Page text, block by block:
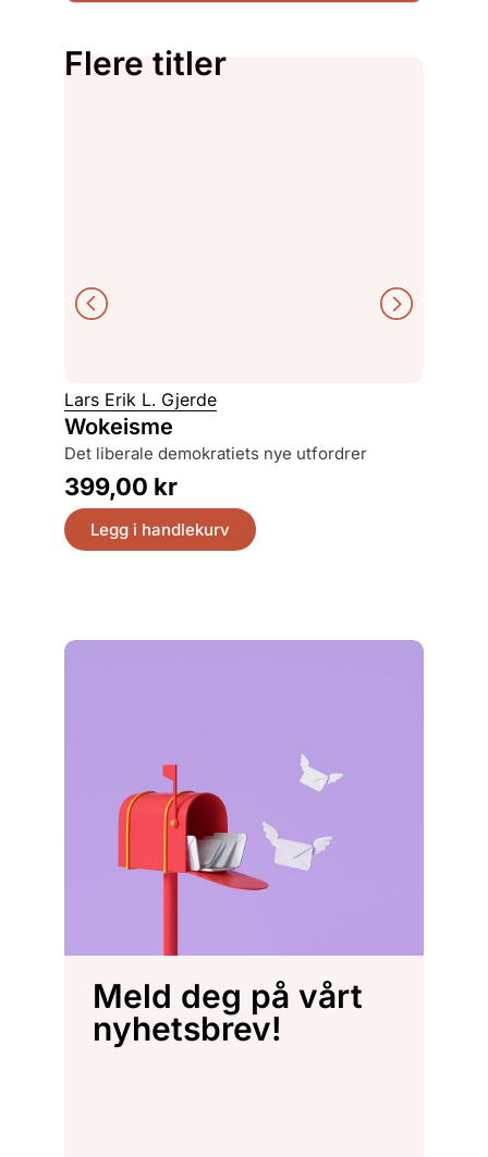
Flere titler
Lars Erik L. Gjerde
Wokeisme
det liberale demokratiets nye utfordrer
399,00 kr
Legg i handlekurv
Meld deg på vårt
nyhetsbrev!